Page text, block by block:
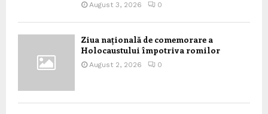
August 3, 2026 0
Ziua națională de comemorare a
Holocaustului împotriva romilor
August 2, 2026 0